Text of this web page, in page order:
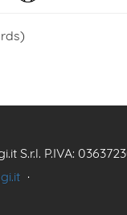
S.r.l. P.IVA:
·